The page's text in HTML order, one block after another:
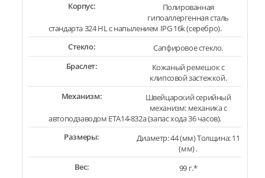
Корпус:
Полированная
гипоаллергенная сталь
стандарта 324 HL с напылением IPG 16k (серебро).
Стекло:
Сапфировое стекло.
Браслет:
Кожаный ремешок с
клипсовой застежкой.
Механизм:
Швейцарский серийный
механизм: механика с
автоподзаводом ETA14-832a (запас хода 36 часов).
Размеры:
Диаметр: 44 (мм) Толщина: 11
(мм) .
Вес:
99 г.*